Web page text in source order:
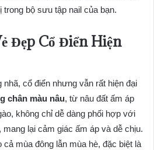
bộ sưu tập nail của bạn.
Đẹp Cổ Điển Hiện
nhã, cổ điển nhưng vẫn rất hiện đại
chân màu nâu, từ nâu đất ấm áp
không chỉ dễ dàng phối hợp với
lại cảm giác ấm áp và dễ chịu.
mùa đông lẫn mùa hè, đặc biệt là